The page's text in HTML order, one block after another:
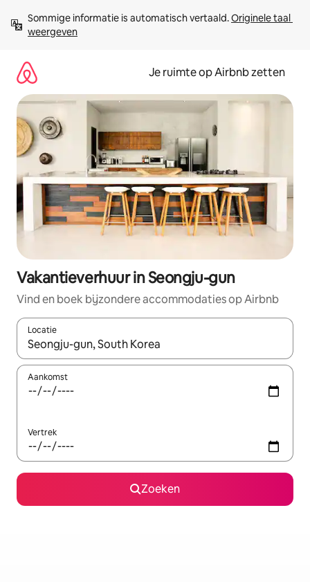
direct
naar
Sommige informatie is automatisch vertaald. Originele taal
weergeven
Je ruimte op Airbnb zetten
Vakantieverhuur in Seongju-gun
Vind en boek bijzondere accommodaties op Airbnb
Locatie
Wanneer er suggesties beschikbaar zijn, maak je een keuze
Aankomst
Vertrek
Zoeken